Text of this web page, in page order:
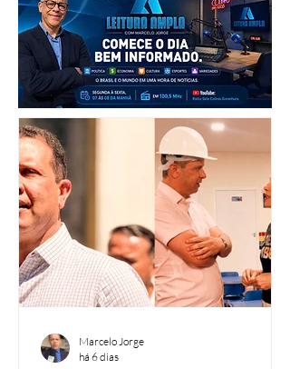
Marcelo Jorge
há 6 dias